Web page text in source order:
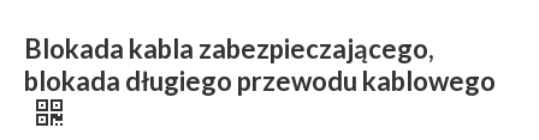
Blokada kabla zabezpieczającego,
blokada długiego przewodu kablowego